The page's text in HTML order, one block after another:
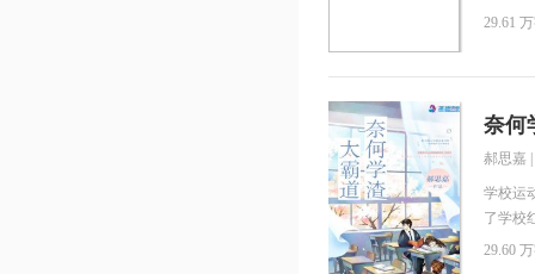
成“内
宠！
你牛！
已，怎
后，
亲哥哥
想偏安
29.61
奈何
郝思嘉
学校运
了学校
名，你
29.60